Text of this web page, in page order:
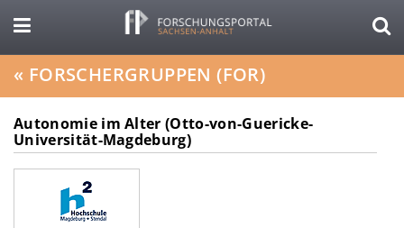
« FORSCHERGRUPPEN (FOR)
Autonomie im Alter (Otto-von-Guericke-
Universität-Magdeburg)